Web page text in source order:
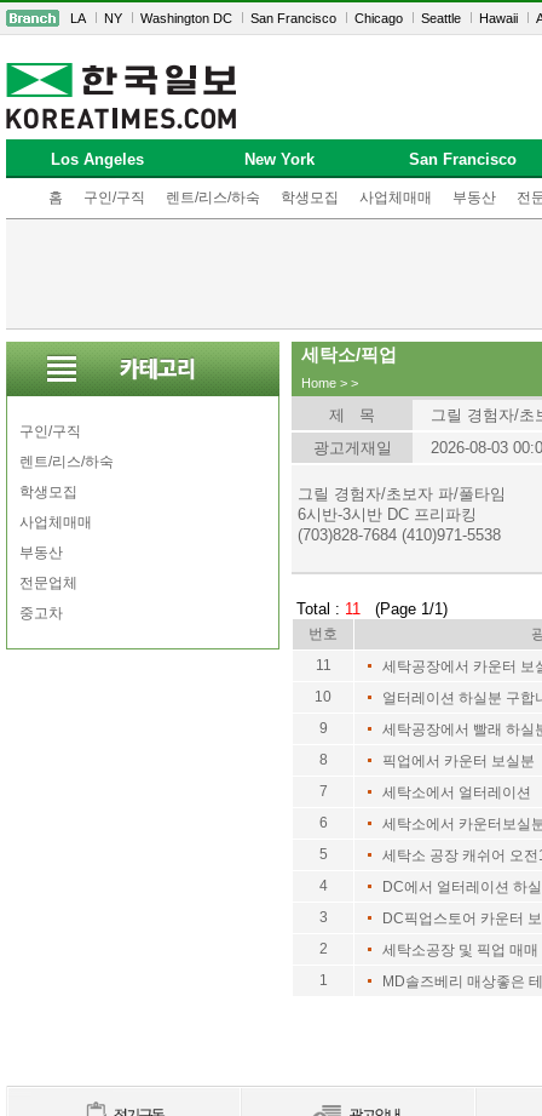
LA NY Washington DC San Francisco Chicago Seattle Hawaii
Los Angeles New York San Francisco
홈 구인/구직 렌트/리스/하숙 학생모집 사업체매매 부동산 전
구인/구직
렌트/리스/하숙
학생모집
사업체매매
부동산
전문업체
중고차
세탁소/픽업
Home > >
제 목
그릴 경험자/초
광고게재일
2026-08-03
그릴 경험자/초보자 파/풀타임
6시반-3시반 DC 프리파킹
(703)828-7684 (410)971-5538
Total : 11 (Page 1/1)
번호
11
세탁공장에서 카운터 보
10
얼터레이션 하실분 구합
9
세탁공장에서 빨래 하실
8
픽업에서 카운터 보실분
7
세탁소에서 얼터레이션
6
세탁소에서 카운터보실
5
세탁소 공장 캐쉬어 오
4
DC에서 얼터레이션 하
3
DC픽업스토어 카운터
2
세탁소공장 및 픽업 매매
1
MD솔즈베리 매상좋은